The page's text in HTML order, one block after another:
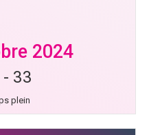
2024
- 33
plein